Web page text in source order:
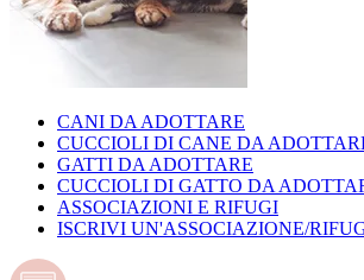
CANI DA ADOTTARE
CUCCIOLI DI CANE DA
GATTI DA ADOTTARE
CUCCIOLI DI GATTO DA
ASSOCIAZIONI E RIFUGI
ISCRIVI UN'ASSOCIAZIONE/